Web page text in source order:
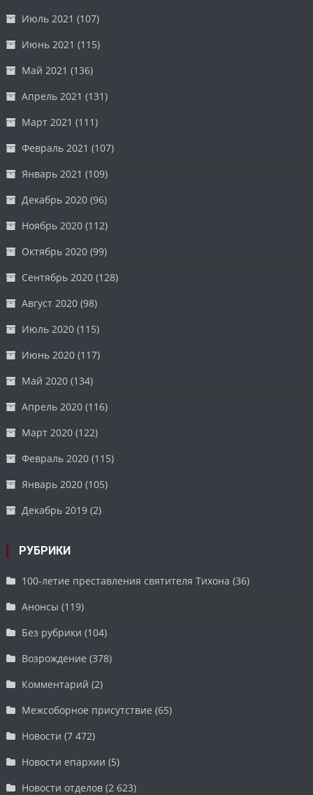
Июль 2021 (107)
Июнь 2021 (115)
Май 2021 (136)
Апрель 2021 (131)
Март 2021 (111)
Февраль 2021 (107)
Январь 2021 (109)
Декабрь 2020 (96)
Ноябрь 2020 (112)
Октябрь 2020 (99)
Сентябрь 2020 (128)
Август 2020 (98)
Июль 2020 (115)
Июнь 2020 (117)
Май 2020 (134)
Апрель 2020 (116)
Март 2020 (122)
Февраль 2020 (115)
Январь 2020 (105)
Декабрь 2019 (2)
РУБРИКИ
100-летие преставления святителя Тихона (36)
Анонсы (119)
Без рубрики (104)
Возрождение (378)
Комментарий (2)
Межсоборное присутствие (65)
Новости (7 472)
Новости епархии (5)
Новости отделов (2 623)